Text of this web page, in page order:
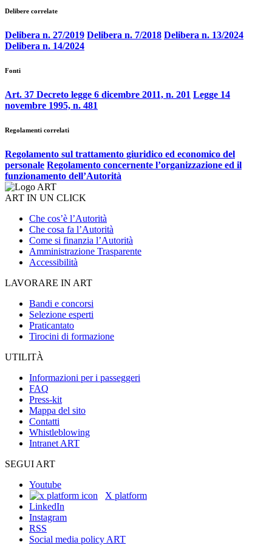
Delibere correlate
Delibera n. 27/2019 Delibera n. 7/2018 Delibera n. 13/2024
Delibera n. 14/2024
Fonti
Art. 37 Decreto legge 6 dicembre 2011, n. 201 Legge 14
novembre 1995, n. 481
Regolamenti correlati
Regolamento sul trattamento giuridico ed economico del
personale Regolamento concernente l’organizzazione ed il
funzionamento dell’Autorità
ART IN UN CLICK
Che cos’è l’Autorità
Che cosa fa l’Autorità
Come si finanzia l’Autorità
Amministrazione Trasparente
Accessibilità
LAVORARE IN ART
Bandi e concorsi
Selezione esperti
Praticantato
Tirocini di formazione
UTILITÀ
Informazioni per i passeggeri
FAQ
Press-kit
Mappa del sito
Contatti
Whistleblowing
Intranet ART
SEGUI ART
Youtube
X platform
LinkedIn
Instagram
RSS
Social media policy ART